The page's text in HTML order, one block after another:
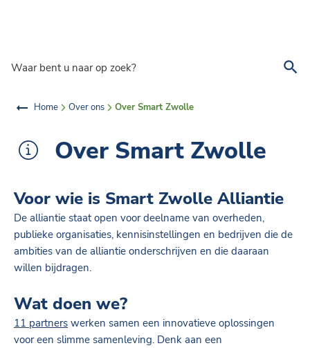
Home Over ons Over Smart Zwolle
Over Smart Zwolle
Voor wie is Smart Zwolle Alliantie
De alliantie staat open voor deelname van overheden,
publieke organisaties, kennisinstellingen en bedrijven die de
ambities van de alliantie onderschrijven en die daaraan
willen bijdragen.
Wat doen we?
11 partners werken samen een innovatieve oplossingen
voor een slimme samenleving. Denk aan een